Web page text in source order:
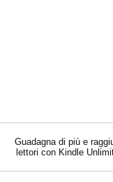
Guadagna di più e
lettori con Kindle